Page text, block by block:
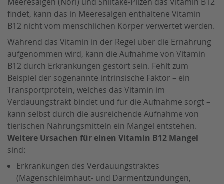
findet, kann das in Meeresalgen enthaltene Vitamin
B12 nicht vom menschlichen Körper verwertet werden.
Während das Vitamin in der Regel über die Ernährung
aufgenommen wird, kann die Aufnahme von Vitamin
B12 durch Erkrankungen gestört sein. Fehlt zum
Beispiel der sogenannte intrinsische Faktor – ein
Transportprotein, welches das Vitamin im
Verdauungstrakt bindet und für die Aufnahme sorgt –
kann selbst durch die ausreichende Aufnahme von
tierischen Nahrungsmitteln ein Mangel entstehen.
Weitere Ursachen für einen Vitamin B12 Mangel
sind:
Erkrankungen des Verdauungstraktes
(Magenschleimhaut- und Darmentzündungen,